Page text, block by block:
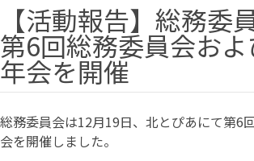
【活動報告】総務委
第6回総務委員会お
年会を開催
総務委員会は12月19日、北とぴあにて第6
会を開催しました。